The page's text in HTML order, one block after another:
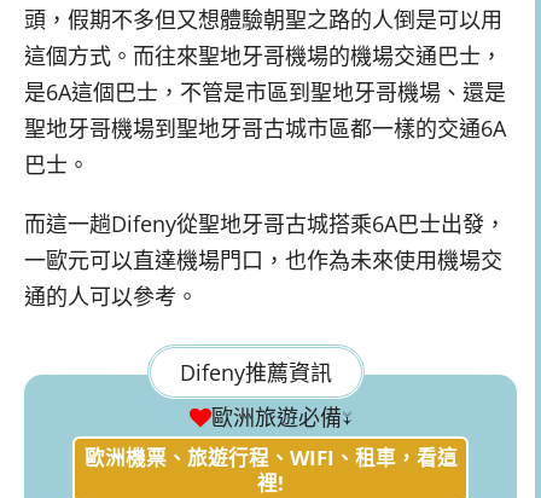
頭，假期不多但又想體驗朝聖之路的人倒是可以用
這個方式。而往來聖地牙哥機場的機場交通巴士，
是6A這個巴士，不管是市區到聖地牙哥機場、還是
聖地牙哥機場到聖地牙哥古城市區都一樣的交通6A
巴士。
而這一趟Difeny從聖地牙哥古城搭乘6A巴士出發，
一歐元可以直達機場門口，也作為未來使用機場交
通的人可以參考。
Difeny推薦資訊
歐洲旅遊必備↓
歐洲機票、旅遊行程、WIFI、租車，看這
裡!